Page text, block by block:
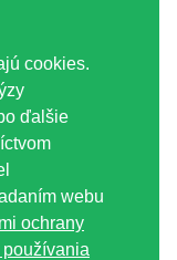
cookies.
ďalšie
webu
ochrany